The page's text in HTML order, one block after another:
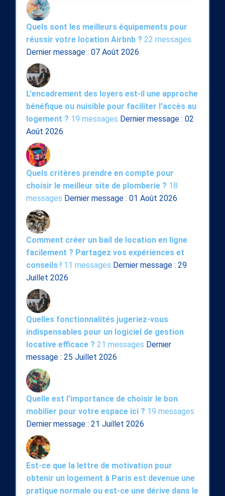
Quels sont les meilleurs équipements pour
réussir votre location Airbnb ? 22 messages
Dernier message : 07 Août 2026
L'encadrement des loyers est-il une approche
bénéfique ou nuisible pour faciliter l'accès au
logement ? 19 messages Dernier message : 02
Août 2026
Quels critères prendre en compte pour
choisir le meilleur site de plomberie ? 18
messages Dernier message : 01 Août 2026
Comment créer un bail de location en ligne
facilement ? Partagez vos expériences et
conseils ! 11 messages Dernier message : 29
Juillet 2026
Quelles fonctionnalités jugeriez-vous
indispensables pour un logiciel de gestion
locative efficace ? 21 messages Dernier
message : 25 Juillet 2026
Quelle est l'importance de choisir le bon
mobilier pour votre espace ici ? 19 messages
Dernier message : 21 Juillet 2026
Est-ce que la lettre de motivation pour
obtenir un logement à Paris est devenue une
pratique normale ou est-ce une dérive dans le